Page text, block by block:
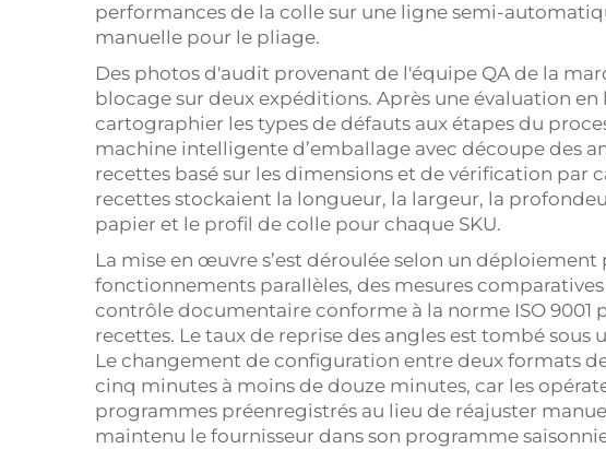
performances de la colle sur une ligne semi-
manuelle pour le pliage.
Des photos d'audit provenant de l'équipe QA de la
blocage sur deux expéditions. Après une évaluation
cartographier les types de défauts aux étapes du
machine intelligente d’emballage avec découpe des
recettes basé sur les dimensions et de vérification par
recettes stockaient la longueur, la largeur, la
papier et le profil de colle pour chaque SKU.
La mise en œuvre s’est déroulée selon un
fonctionnements parallèles, des mesures
contrôle documentaire conforme à la norme ISO 9001
recettes. Le taux de reprise des angles est tombé sous
Le changement de configuration entre deux formats
cinq minutes à moins de douze minutes, car les
programmes préenregistrés au lieu de réajuster
maintenu le fournisseur dans son programme